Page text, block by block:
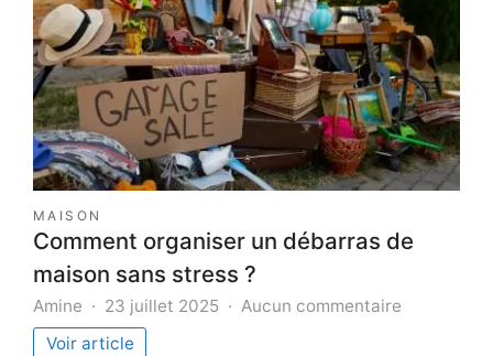
MAISON
Comment organiser un débarras de
maison sans stress ?
Amine 23 juillet 2025 Aucun commentaire
Voir article